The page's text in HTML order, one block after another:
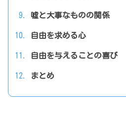
嘘と大事なものの関係
自由を求める心
自由を与えることの喜び
まとめ